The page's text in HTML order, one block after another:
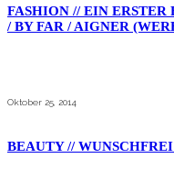
FASHION // EIN
/ BY FAR / AIGNER
Oktober 25, 2014
BEAUTY //